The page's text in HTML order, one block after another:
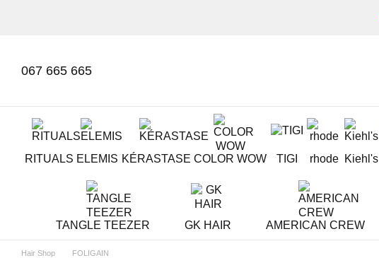
067 665 665
RITUALS ELEMIS KÉRASTASE COLOR WOW TIGI rhode Kiehl's
TANGLE TEEZER GK HAIR AMERICAN CREW
Hair Shop FOLIGAIN